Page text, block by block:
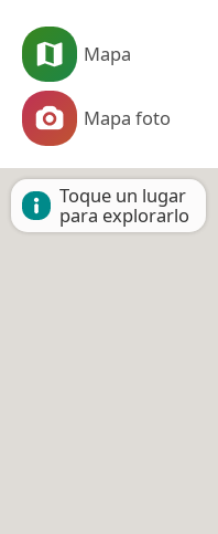
Mapa
Mapa foto
Toque un lugar
para explorarlo